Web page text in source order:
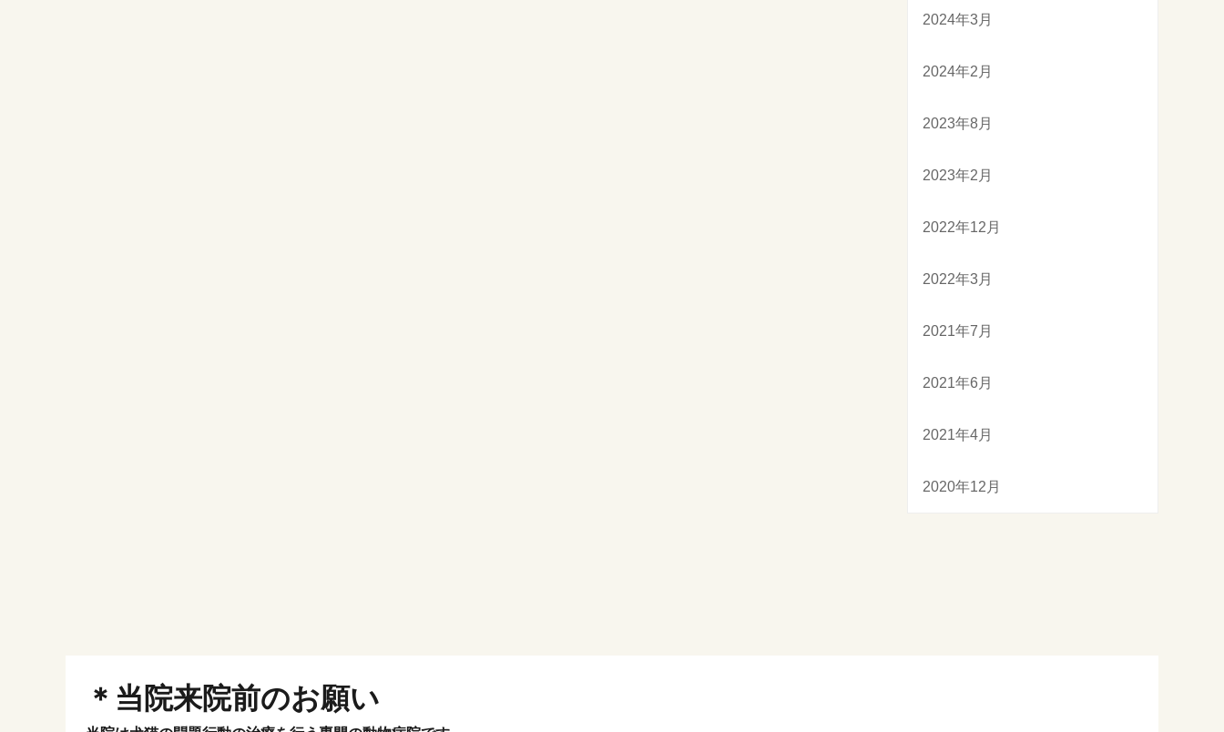
2024年3月
2024年2月
2023年8月
2023年2月
2022年12月
2022年3月
2021年7月
2021年6月
2021年4月
2020年12月
＊当院来院前のお願い